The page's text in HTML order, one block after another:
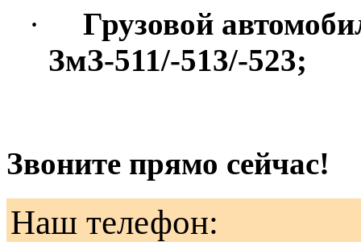
·
Грузовой
ЗмЗ-511/-513/-523;
Звоните прямо сейчас!
Наш телефон: